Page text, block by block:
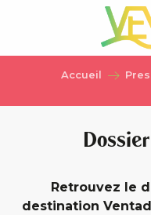
Accueil
Retrouvez le
destination